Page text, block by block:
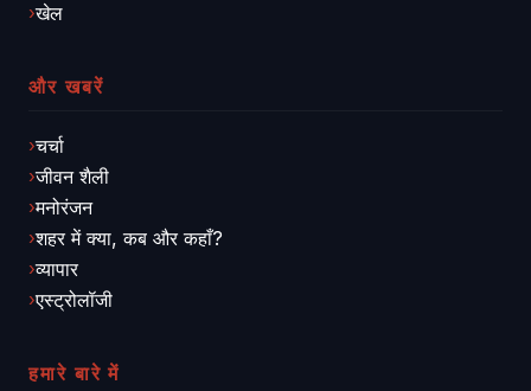
खेल
और खबरें
चर्चा
जीवन शैली
मनोरंजन
शहर में क्या, कब और कहाँ?
व्यापार
एस्ट्रोलॉजी
हमारे बारे में